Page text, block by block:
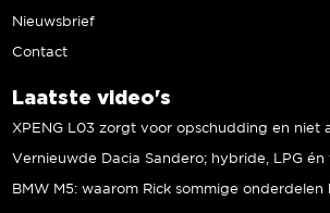
Nieuwsbrief
Contact
Laatste video's